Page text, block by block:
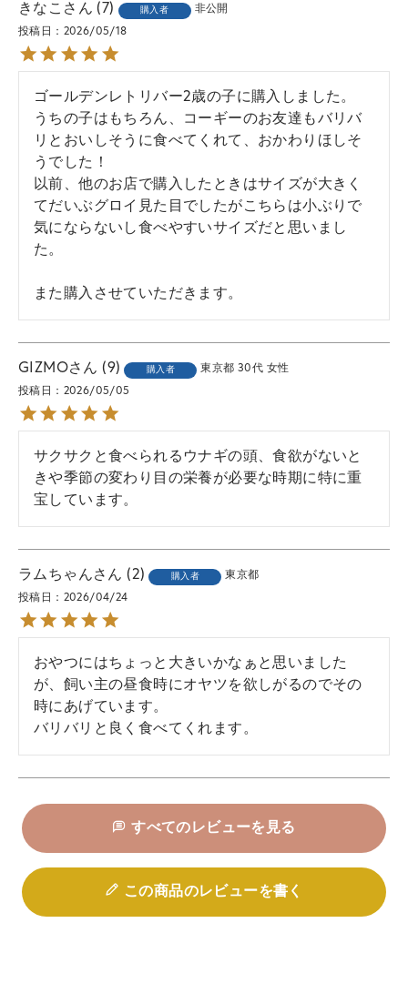
きなこ 7 購入者 非公開
投稿日 2026/05/18
ゴールデンレトリバー2歳の子に購入しました。
うちの子はもちろん、コーギーのお友達もバリバ
リとおいしそうに食べてくれて、おかわりほしそ
うでした！
以前、他のお店で購入したときはサイズが大きく
てだいぶグロイ見た目でしたがこちらは小ぶりで
気にならないし食べやすいサイズだと思いまし
た。
また購入させていただきます。
GIZMO 9 購入者 東京都 30代 女性
投稿日 2026/05/05
サクサクと食べられるウナギの頭、食欲がないと
きや季節の変わり目の栄養が必要な時期に特に重
宝しています。
ラムちゃん 2 購入者 東京都
投稿日 2026/04/24
おやつにはちょっと大きいかなぁと思いました
が、飼い主の昼食時にオヤツを欲しがるのでその
時にあげています。
バリバリと良く食べてくれます。
すべてのレビューを見る
この商品のレビューを書く